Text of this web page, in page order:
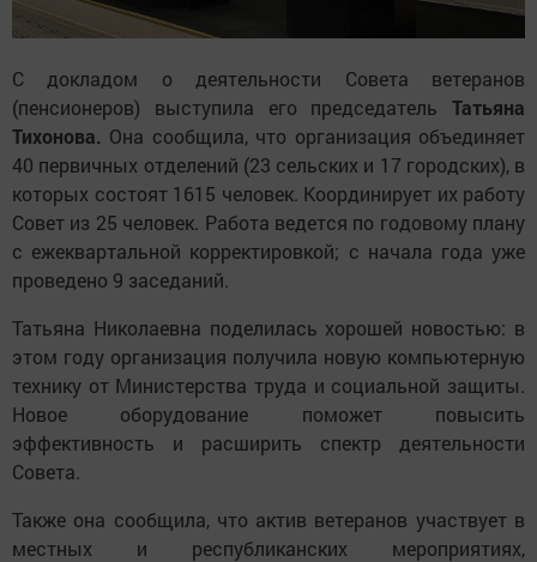
С докладом о деятельности Совета ветеранов
(пенсионеров) выступила его председатель Татьяна
Тихонова. Она сообщила, что организация объединяет
40 первичных отделений (23 сельских и 17 городских), в
которых состоят 1615 человек. Координирует их работу
Совет из 25 человек. Работа ведется по годовому плану
с ежеквартальной корректировкой; с начала года уже
проведено 9 заседаний.
Татьяна Николаевна поделилась хорошей новостью: в
этом году организация получила новую компьютерную
технику от Министерства труда и социальной защиты.
Новое оборудование поможет повысить
эффективность и расширить спектр деятельности
Совета.
Также она сообщила, что актив ветеранов участвует в
местных и республиканских мероприятиях,